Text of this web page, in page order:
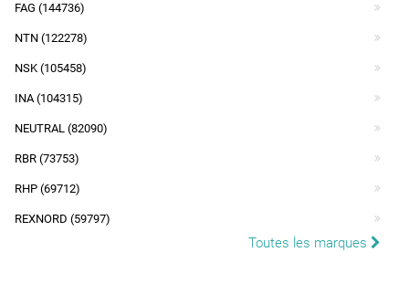
FAG (144736)
NTN (122278)
NSK (105458)
INA (104315)
NEUTRAL (82090)
RBR (73753)
RHP (69712)
REXNORD (59797)
Toutes les marques